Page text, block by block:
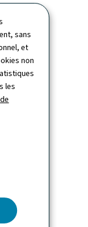
sans
et
non
les